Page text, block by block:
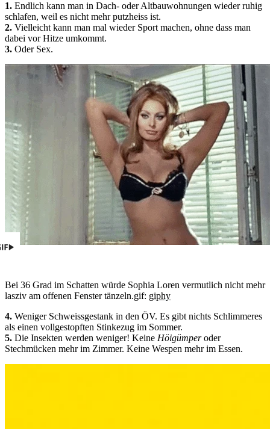
1. Endlich kann man in Dach- oder Altbauwohnungen wieder ruhig
schlafen, weil es nicht mehr putzheiss ist.
2. Vielleicht kann man mal wieder Sport machen, ohne dass man
dabei vor Hitze umkommt.
3. Oder Sex.
Bei 36 Grad im Schatten würde Sophia Loren vermutlich nicht mehr
lasziv am offenen Fenster tänzeln.gif: giphy
4. Weniger Schweissgestank in den ÖV. Es gibt nichts Schlimmeres
als einen vollgestopften Stinkezug im Sommer.
5. Die Insekten werden weniger! Keine Höigümperoder
Stechmücken mehr im Zimmer. Keine Wespen mehr im Essen.